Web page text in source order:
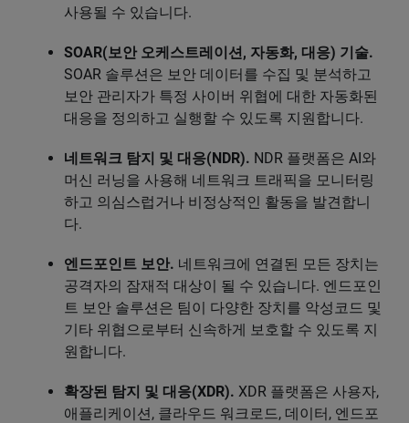
사용될 수 있습니다.
SOAR(보안 오케스트레이션, 자동화, 대응) 기술.
SOAR 솔루션은 보안 데이터를 수집 및 분석하고
보안 관리자가 특정 사이버 위협에 대한 자동화된
대응을 정의하고 실행할 수 있도록 지원합니다.
네트워크 탐지 및 대응(NDR). NDR 플랫폼은 AI와
머신 러닝을 사용해 네트워크 트래픽을 모니터링
하고 의심스럽거나 비정상적인 활동을 발견합니
다.
엔드포인트 보안. 네트워크에 연결된 모든 장치는
공격자의 잠재적 대상이 될 수 있습니다. 엔드포인
트 보안 솔루션은 팀이 다양한 장치를 악성코드 및
기타 위협으로부터 신속하게 보호할 수 있도록 지
원합니다.
확장된 탐지 및 대응(XDR). XDR 플랫폼은 사용자,
애플리케이션, 클라우드 워크로드, 데이터, 엔드포